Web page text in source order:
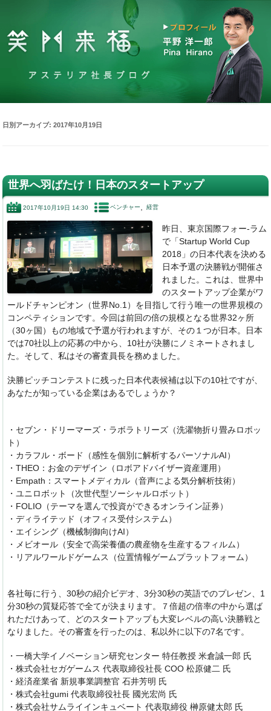
日別アーカイブ:2017年10月19日
世界へ羽ばたけ！日本のスタートアップ
2017年10月19日 14:30 ベンチャー 経営
昨日、東京国際フォー-ラム
で「Startup World Cup
2018」の日本代表を決める
日本予選の決勝戦が開催さ
れました。これは、世界中
のスタートアップ企業がワ
ールドチャンピオン（世界No.1）を目指して行う唯一の世界規模の
コンペティションです。今回は前回の倍の規模となる世界32ヶ所
（30ヶ国）もの地域で予選が行われますが、その１つが日本。日本
では70社以上の応募の中から、10社が決勝にノミネートされまし
た。そして、私はその審査員長を務めました。
決勝ピッチコンテストに残った日本代表候補は以下の10社ですが、
あなたが知っている企業はあるでしょうか？
・セブン・ドリーマーズ・ラボラトリーズ（洗濯物折り畳みロボッ
ト）
・カラフル・ボード（感性を個別に解析するパーソナルAI）
・THEO：お金のデザイン（ロボアドバイザー資産運用）
・Empath：スマートメディカル（音声による気分解析技術）
・ユニロボット（次世代型ソーシャルロボット）
・FOLIO（テーマを選んで投資ができるオンライン証券）
・ディライテッド（オフィス受付システム）
・エイシング（機械制御向けAI）
・メビオール（安全で高栄養価の農産物を生産するフィルム）
・リアルワールドゲームス（位置情報ゲームプラットフォーム）
各社毎に行う、30秒の紹介ビデオ、3分30秒の英語でのプレゼン、1
分30秒の質疑応答で全てが決まります。７倍超の倍率の中から選ば
れただけあって、どのスタートアップも大変レベルの高い決勝戦と
なりました。その審査を行ったのは、私以外に以下の7名です。
・一橋大学イノベーション研究センター 特任教授 米倉誠一郎 氏
・株式会社セガゲームス 代表取締役社長 COO 松原健二 氏
・経済産業省 新規事業調整官 石井芳明 氏
・株式会社gumi 代表取締役社長 國光宏尚 氏
・株式会社サムライインキュベート 代表取締役 榊原健太郎 氏